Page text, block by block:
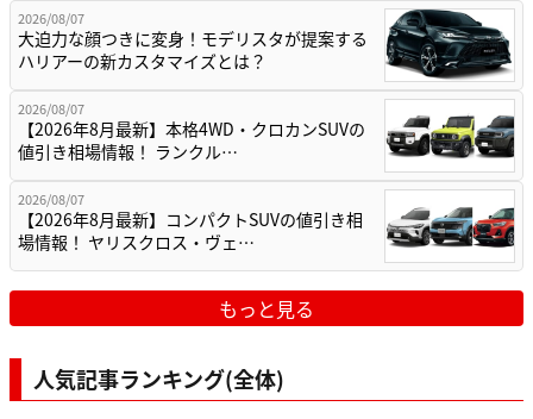
2026/08/07
大迫力な顔つきに変身！モデリスタが提案する
ハリアーの新カスタマイズとは？
2026/08/07
【2026年8月最新】本格4WD・クロカンSUVの
値引き相場情報！ ランクル…
2026/08/07
【2026年8月最新】コンパクトSUVの値引き相
場情報！ ヤリスクロス・ヴェ…
もっと見る
人気記事ランキング(全体)